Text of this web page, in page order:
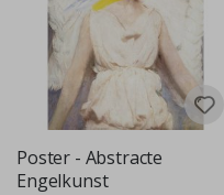
Poster - Abstracte
Engelkunst